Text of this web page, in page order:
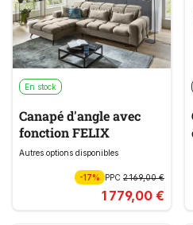
En stock
Canapé d'angle avec
fonction FELIX
Autres options disponibles
-17% PPC 2 169,00 €
1 779,00 €